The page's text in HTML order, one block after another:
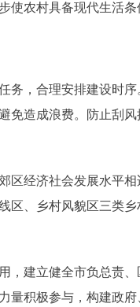
农村具备现代生活条
，合理安排建设时序
免造成浪费。防止刮
经济社会发展水平相
区、乡村风貌区三类
建立健全市负总责、
量积极参与，构建政